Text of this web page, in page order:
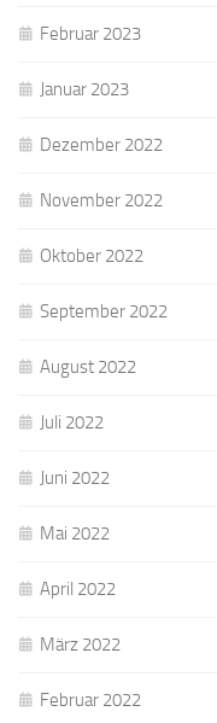
Februar 2023
Januar 2023
Dezember 2022
November 2022
Oktober 2022
September 2022
August 2022
Juli 2022
Juni 2022
Mai 2022
April 2022
März 2022
Februar 2022